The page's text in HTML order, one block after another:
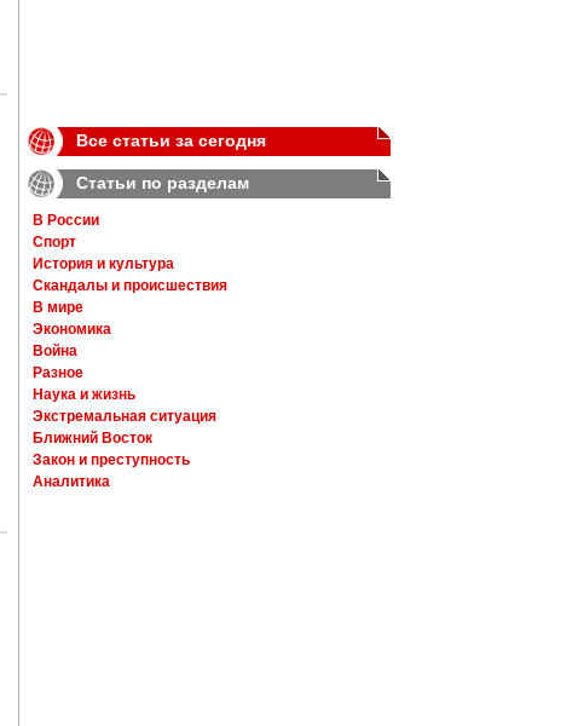
Все статьи за сегодня
Статьи по разделам
В России
Спорт
История и культура
Скандалы и происшествия
В мире
Экономика
Война
Разное
Наука и жизнь
Экстремальная ситуация
Ближний Восток
Закон и преступность
Аналитика